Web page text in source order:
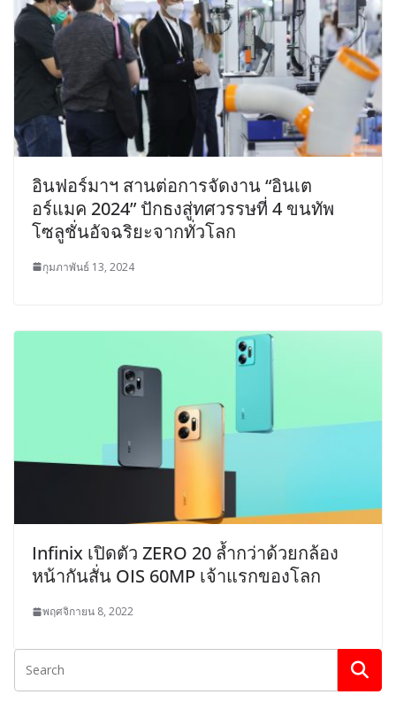
อินฟอร์มาฯ สานต่อการจัดงาน “อินเต
อร์แมค 2024” ปักธงสู่ทศวรรษที่ 4 ขนทัพ
โซลูชั่นอัจฉริยะจากทั่วโลก
กุมภาพันธ์ 13, 2024
Infinix เปิดตัว ZERO 20 ล้ำกว่าด้วยกล้อง
หน้ากันสั่น OIS 60MP เจ้าแรกของโลก
พฤศจิกายน 8, 2022